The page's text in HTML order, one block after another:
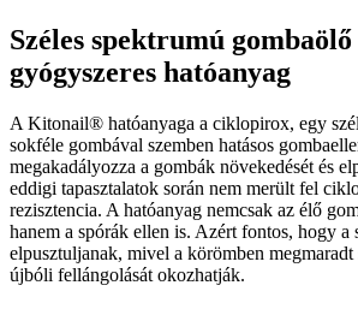
Széles spektrumú gombaölő
gyógyszeres hatóanyag
A Kitonail® hatóanyaga a ciklopirox, egy
sokféle gombával szemben hatásos
megakadályozza a gombák növekedését és
eddigi tapasztalatok során nem merült fel
rezisztencia. A hatóanyag nemcsak az élő
hanem a spórák ellen is. Azért fontos, hogy a
elpusztuljanak, mivel a körömben megmaradt
újbóli fellángolását okozhatják.